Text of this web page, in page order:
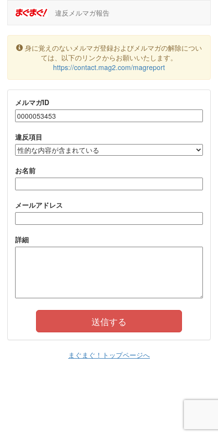
違反メルマガ報告
身に覚えのないメルマガ登録およびメルマガの解除につい
ては、以下のリンクからお願いいたします。
https://contact.mag2.com/magreport
メルマガID
違反項目
お名前
メールアドレス
詳細
まぐまぐ！トップページへ